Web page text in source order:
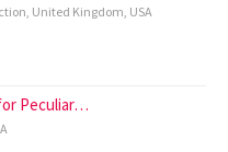
, United Kingdom, USA
Peculiar…